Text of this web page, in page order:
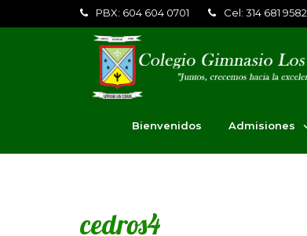
PBX: 604 604 0701 Cel: 314 681 9582
Bienvenidos Admisiones
cedros4